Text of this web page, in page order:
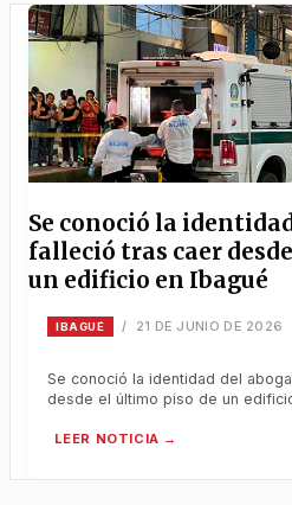
Se conoció la
falleció tras caer
un edificio en Ibagué
IBAGUÉ / 21 DE JUNIO DE 2026
Se conoció la identidad del
desde el último piso de un